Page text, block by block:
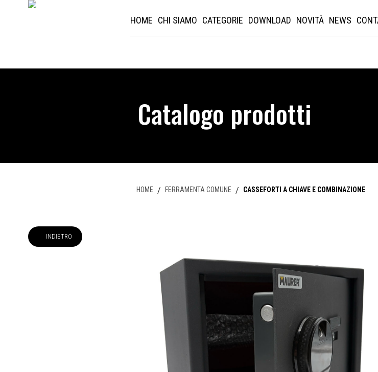
HOME CHI SIAMO CATEGORIE DOWNLOAD NOVITÀ NEWS
Catalogo prodotti
HOME / FERRAMENTA COMUNE / CASSEFORTI A CHIAVE E COMBINAZIONE
INDIETRO